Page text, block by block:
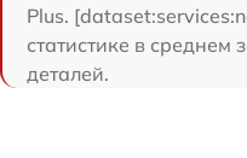
Plus.
статистике в
деталей.